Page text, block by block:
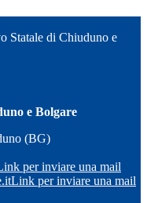
Statale di Chiuduno e
e Bolgare
(BG)
per inviare una mail
Link per inviare una mail